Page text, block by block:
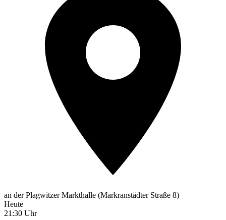
an der Plagwitzer Markthalle (Markranstädter Straße 8)
Heute
21:30 Uhr